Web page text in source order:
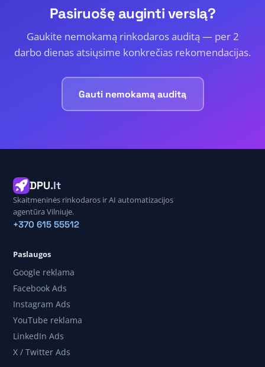
Pasiruošę auginti verslą?
Gaukite nemokamą rinkodaros auditą — per 2
darbo dienas atsiųsime konkrečias rekomendacijas.
Gauti nemokamą auditą
DPU.lt
Skaitmeninės rinkodaros ir AI automatizacijos
agentūra Vilniuje.
+370 615 55512
Paslaugos
Google reklama
Facebook Ads
Instagram Ads
YouTube reklama
LinkedIn Ads
X / Twitter Ads